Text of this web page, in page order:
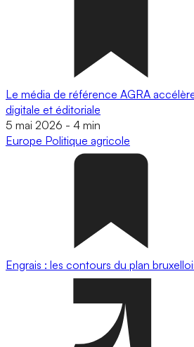
Le média de référence AGRA
digitale et éditoriale
5 mai 2026 - 4 min
Europe Politique agricole
Engrais : les contours du plan